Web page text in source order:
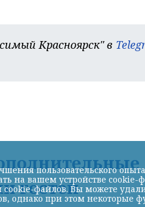
Красноярск" в
гостей
пользовательского
на вашем устройстве
файлов. Вы можете
однако при этом некоторые